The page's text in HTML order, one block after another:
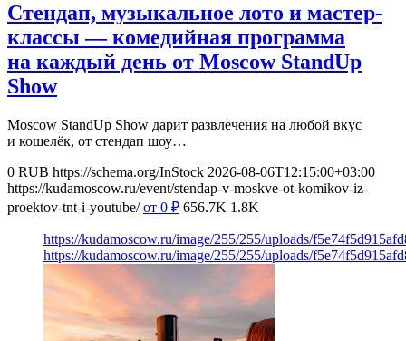
Стендап, музыкальное лото и мастер-
классы — комедийная программа
на каждый день от Moscow StandUp
Show
Moscow StandUp Show дарит развлечения на любой вкус
и кошелёк, от стендап шоу…
0 RUB https://schema.org/InStock 2026-08-06T12:15:00+03:00
https://kudamoscow.ru/event/stendap-v-moskve-ot-komikov-iz-
proektov-tnt-i-youtube/ от 0 ₽ 656.7K 1.8K
https://kudamoscow.ru/image/255/255/uploads/
https://kudamoscow.ru/image/255/255/uploads/